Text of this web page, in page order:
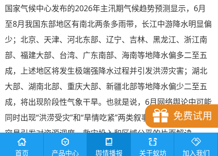
国家气候中心发布的2026年主汛期气候趋势预测显示，6月
至8月我国东部地区有南北两条多雨带，长江中游降水明显偏
少；北京、天津、河北东部、辽宁、吉林、黑龙江、浙江南
部、福建大部、台湾、广东南部、海南等地降水偏多二至五
成，上述地区将发生极端强降水过程并引发洪涝灾害；湖北
大部、湖南北部、重庆大部、新疆北部等地降水偏少二至五
成，将出现阶段性气象干旱。也就是说，6月网络舆论中可能
同时出现“洪涝受灾”和“旱情吃紧”两类叙事，若解释不到位，
容易引发对资源调度、救灾投入和区域公平的片面解读。
免费试用
首页 产品中心 舆情播报 关于蚁坊 加入我们